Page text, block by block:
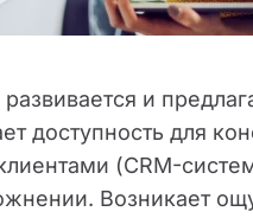
и
доступность для
(CRM-
Возникает